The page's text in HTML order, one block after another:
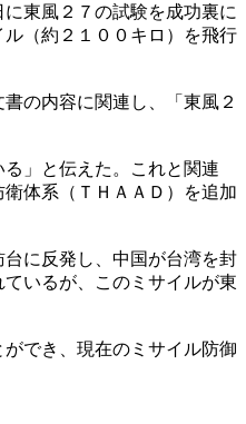
東風２７の試験を成功裏に
（約２１００キロ）を飛行
の内容に関連し、「東風２
」と伝えた。これと関連
体系（ＴＨＡＡＤ）を追加
に反発し、中国が台湾を封
いるが、このミサイルが東
でき、現在のミサイル防御